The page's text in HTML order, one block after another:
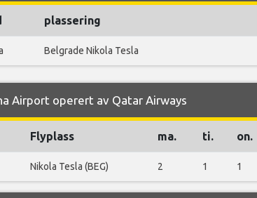
plassering
Belgrade Nikola Tesla
Airport operert av Qatar Airways
Flyplass ma. ti. on.
Nikola Tesla (BEG) 2 1 1